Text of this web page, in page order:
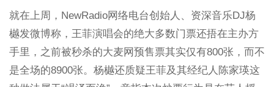
就在上周，NewRadio网络电台创始人、资深音乐DJ杨
樾发微博称，王菲演唱会的绝大多数门票还捂在主办方
手里，之前被秒杀的大麦网预售票其实仅有800张，而不
是全场的8900张。杨樾还质疑王菲及其经纪人陈家瑛这